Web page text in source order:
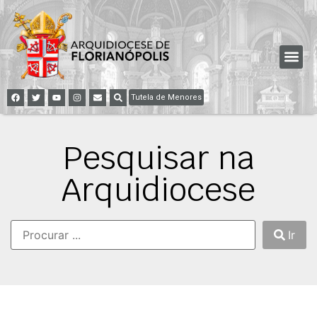
Tutela de Menores
Pesquisar na
Arquidiocese
Ir